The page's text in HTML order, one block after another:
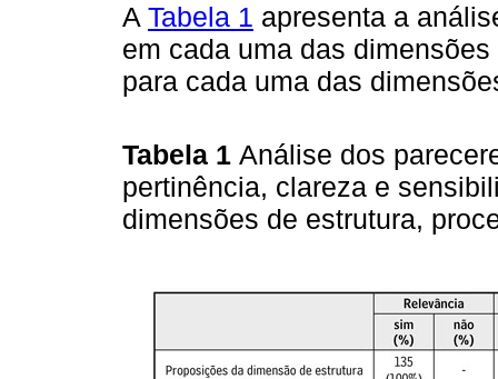
A Tabela 1 apresenta a
em cada uma das
para cada uma das
Tabela 1 Análise dos
pertinência, clareza e
dimensões de estrutura,